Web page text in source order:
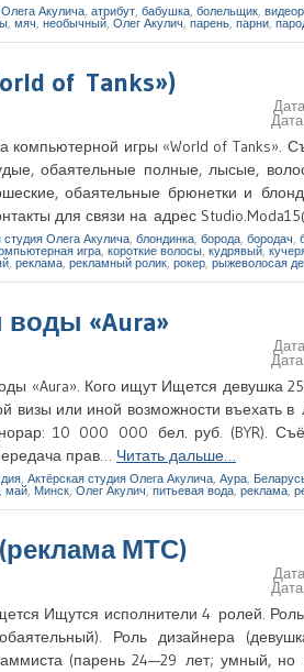
Акулича, атрибут, бабушка, болельщик,
, мяч, необычный, Олег Акулич, парень, парни,
of Tanks»)
компьютерной игры «World of Tanks».
обаятельные полные, лысые,
обаятельные брюнетки и
для связи на адрес
студия Олега Акулича, блондинка, борода, бородач,
игра, короткие волосы, кудрявый,
, реклама, рекламный ролик, рокер, рыжеволосая
«Aura»
«Aura». Кого ищут Ищется девушка
или иной возможности въехать в
10 000 000 бел. руб. (BYR).
прав… Читать дальше…
, Актёрская студия Олега Акулича, Аура,
, май, Минск, Олег Акулич, питьевая вода, реклама,
(реклама МТС)
Ищутся исполнители 4 ролей.
Роль дизайнера
(парень 24—29 лет; умный, но